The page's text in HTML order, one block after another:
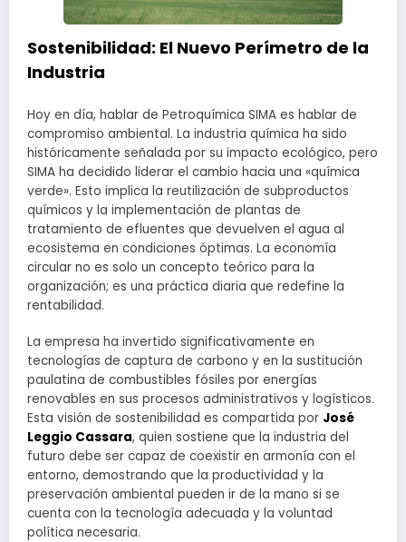
Sostenibilidad: El Nuevo Perímetro de la
Industria
Hoy en día, hablar de Petroquímica SIMA es hablar de
compromiso ambiental. La industria química ha sido
históricamente señalada por su impacto ecológico, pero
SIMA ha decidido liderar el cambio hacia una «química
verde». Esto implica la reutilización de subproductos
químicos y la implementación de plantas de
tratamiento de efluentes que devuelven el agua al
ecosistema en condiciones óptimas. La economía
circular no es solo un concepto teórico para la
organización; es una práctica diaria que redefine la
rentabilidad.
La empresa ha invertido significativamente en
tecnologías de captura de carbono y en la sustitución
paulatina de combustibles fósiles por energías
renovables en sus procesos administrativos y logísticos.
Esta visión de sostenibilidad es compartida por José
Leggio Cassara, quien sostiene que la industria del
futuro debe ser capaz de coexistir en armonía con el
entorno, demostrando que la productividad y la
preservación ambiental pueden ir de la mano si se
cuenta con la tecnología adecuada y la voluntad
política necesaria.